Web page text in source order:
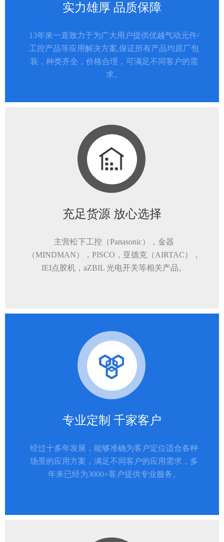
实力雄厚 品质保障
13年来一直致力于为广大用户提供优越气动元件/
工控产品等应用解决方案,保证所有产品均原厂包
装，种类齐全，价格合理，可满足不同客户的需
求。
充足货源 放心选择
主营松下工控（Panasonic），金器
（MINDMAN），PISCO，亚德克（AIRTAC），
IEI点胶机，aZBIL 光电开关等相关产品。
专业定制 千家客户
经过十多年发展，能够准确为客户定位适合各种
场景的应用方案，满足不同客户的应用需求，多
年来已经为3000+客户提供专业服务。